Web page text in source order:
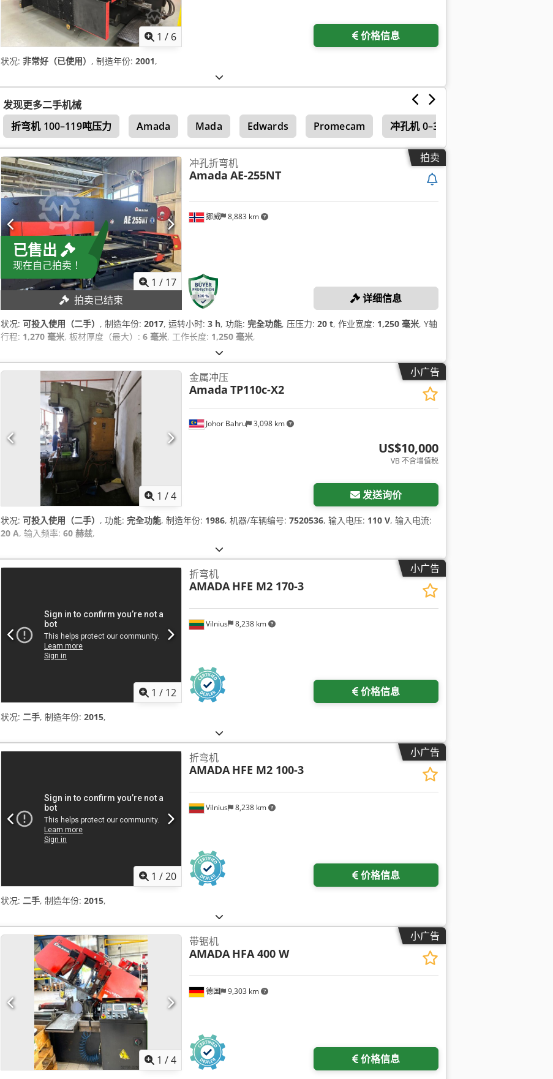
1 / 6 价格信息
状况: 非常好（已使用） , 制造年份: 2001,
发现更多二手机械
折弯机 100–119吨压力
Amada Mada Edwards Promecam 冲孔机 0–35吨
拍卖
已售出
现在自己拍卖！
1 / 17
拍卖已结束
挪威 8,883 km
冲孔折弯机
Amada AE-255NT
详细信息
状况: 可投入使用（二手） , 制造年份: 2017, 运转小时: 3 h, 功能: 完全功能, 压压力: 20 t, 作业宽度: 1,250 毫米, Y轴
行程: 1,270 毫米, 板材厚度（最大）: 6 毫米, 工作长度: 1,250 毫米,
小广告
1 /4
Johor Bahru 3,098 km
金属冲压
Amada TP110c-X2
US$10,000
VB 不含增值税
发送询价
状况: 可投入使用（二手） , 功能: 完全功能, 制造年份: 1986, 机器/车辆编号: 7520536, 输入电压: 110 V, 输入电流:
20 A, 输入频率: 60 赫兹,
小广告
1 / 12
Vilnius 8,238 km
折弯机
AMADA HFE M2 170-3
价格信息
状况: 二手, 制造年份: 2015,
小广告
1 /20
Vilnius 8,238 km
折弯机
AMADA HFE M2 100-3
价格信息
状况: 二手, 制造年份: 2015,
小广告
1 /4
德国 9,303 km
带锯机
AMADA HFA 400 W
价格信息